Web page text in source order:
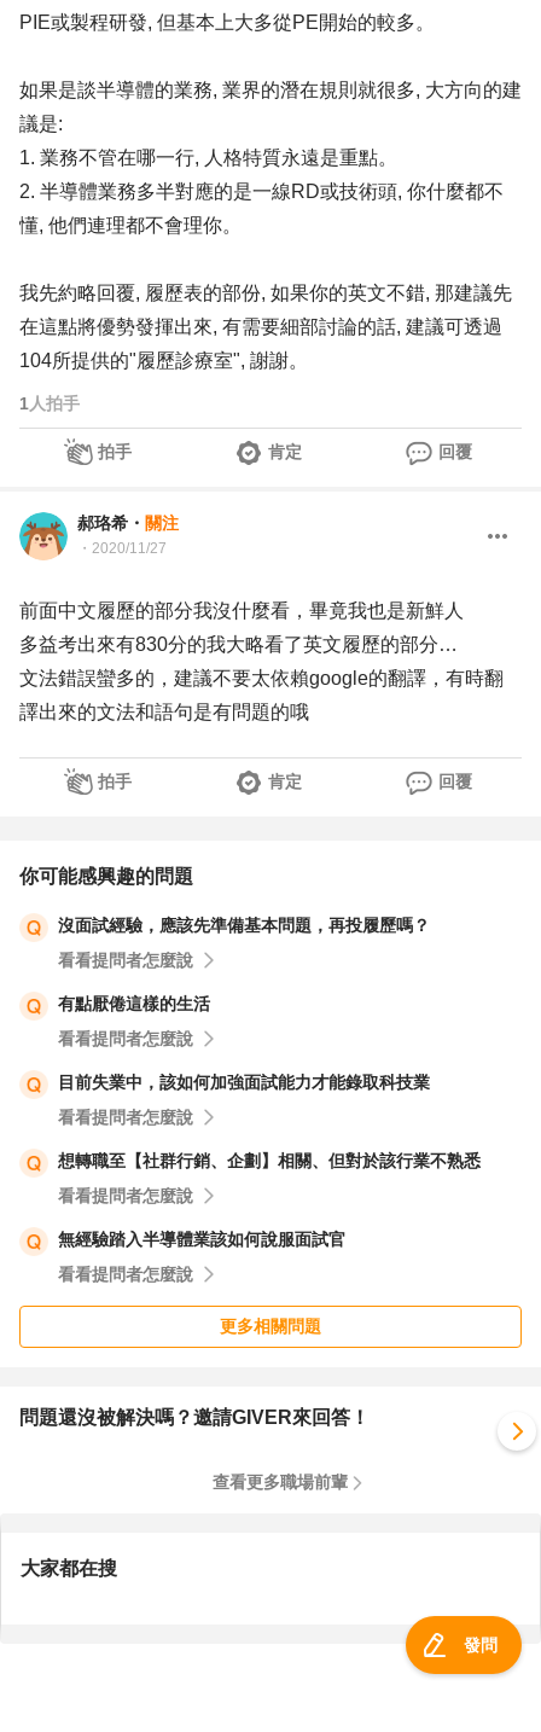
PIE或製程研發, 但基本上大多從PE開始的較多。
如果是談半導體的業務, 業界的潛在規則就很多, 大方向的建
議是:
1. 業務不管在哪一行, 人格特質永遠是重點。
2. 半導體業務多半對應的是一線RD或技術頭, 你什麼都不
懂, 他們連理都不會理你。
我先約略回覆, 履歷表的部份, 如果你的英文不錯, 那建議先
在這點將優勢發揮出來, 有需要細部討論的話, 建議可透過
104所提供的"履歷診療室", 謝謝。
1 人拍手
拍手 肯定 回覆
郝珞希 ・ 關注
・ 2020/11/27
前面中文履歷的部分我沒什麼看，畢竟我也是新鮮人
多益考出來有830分的我大略看了英文履歷的部分…
文法錯誤蠻多的，建議不要太依賴google的翻譯，有時翻
譯出來的文法和語句是有問題的哦
拍手 肯定 回覆
你可能感興趣的問題
沒面試經驗，應該先準備基本問題，再投履歷嗎？
看看提問者怎麼說
有點厭倦這樣的生活
看看提問者怎麼說
目前失業中，該如何加強面試能力才能錄取科技業
看看提問者怎麼說
想轉職至【社群行銷、企劃】相關、但對於該行業不熟悉
看看提問者怎麼說
無經驗踏入半導體業該如何說服面試官
看看提問者怎麼說
更多相關問題
問題還沒被解決嗎？邀請GIVER來回答！
查看更多職場前輩
大家都在搜
發問